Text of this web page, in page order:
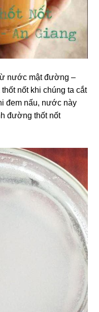
nước mật đường –
nốt khi chúng ta cắt
đem nấu, nước này
đường thốt nốt